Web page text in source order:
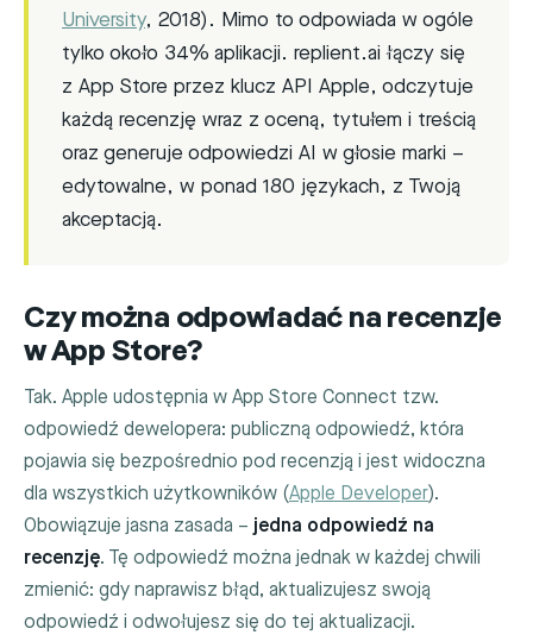
University, 2018). Mimo to odpowiada w ogóle
tylko około 34% aplikacji. replient.ai łączy się
z App Store przez klucz API Apple, odczytuje
każdą recenzję wraz z oceną, tytułem i treścią
oraz generuje odpowiedzi AI w głosie marki –
edytowalne, w ponad 180 językach, z Twoją
akceptacją.
Czy można odpowiadać na recenzje
w App Store?
Tak. Apple udostępnia w App Store Connect tzw.
odpowiedź dewelopera: publiczną odpowiedź, która
pojawia się bezpośrednio pod recenzją i jest widoczna
dla wszystkich użytkowników (Apple Developer).
Obowiązuje jasna zasada – jedna odpowiedź na
recenzję. Tę odpowiedź można jednak w każdej chwili
zmienić: gdy naprawisz błąd, aktualizujesz swoją
odpowiedź i odwołujesz się do tej aktualizacji.